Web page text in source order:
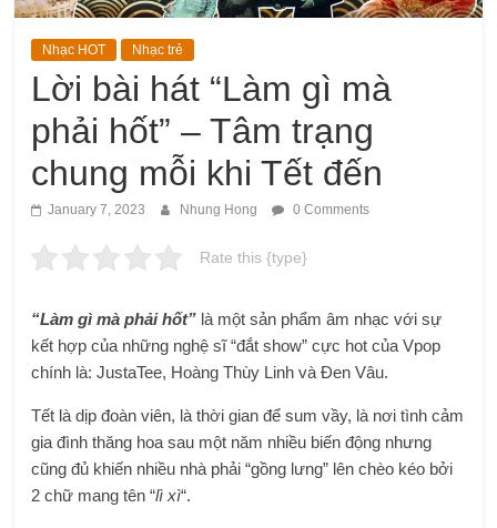
Nhạc HOT Nhạc trẻ
Lời bài hát “Làm gì mà
phải hốt” – Tâm trạng
chung mỗi khi Tết đến
January 7, 2023 Nhung Hong 0 Comments
Rate this {type}
“Làm gì mà phải hốt” là một sản phẩm âm nhạc với sự
kết hợp của những nghệ sĩ “đắt show” cực hot của Vpop
chính là: JustaTee, Hoàng Thùy Linh và Đen Vâu.
Tết là dịp đoàn viên, là thời gian để sum vầy, là nơi tình cảm
gia đình thăng hoa sau một năm nhiều biến động nhưng
cũng đủ khiến nhiều nhà phải “gồng lưng” lên chèo kéo bởi
2 chữ mang tên “lì xì“.